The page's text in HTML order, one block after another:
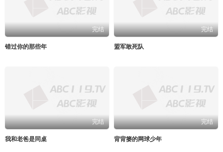
完结
错过你的那些年
完结
盟军敢死队
完结
我和老爸是同桌
完结
背背篓的网球少年